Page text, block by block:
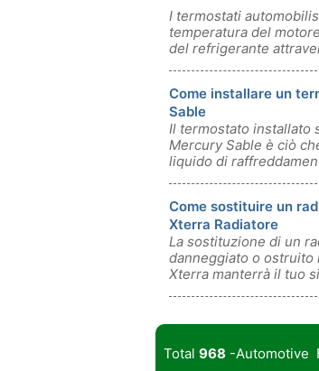
I termostati
temperatura del
del refrigerante
Come installare un
Sable
Il termostato installato
Mercury Sable è ciò
liquido di
Come sostituire un
Xterra Radiatore
La sostituzione di un
danneggiato o ostruito
Xterra manterrà il tuo
Total 968 -Automotive